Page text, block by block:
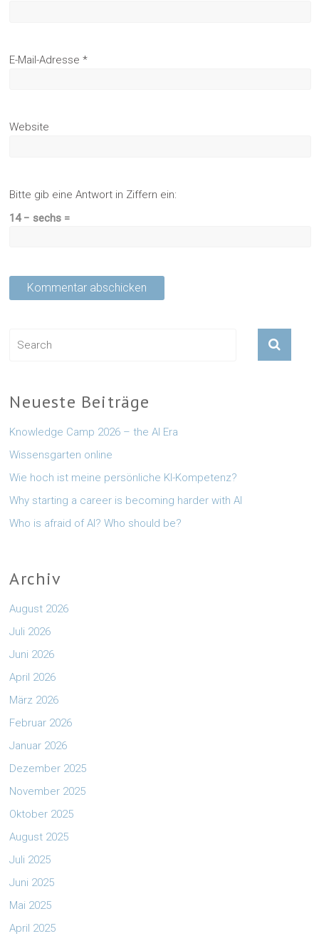
E-Mail-Adresse*
Website
Bitte gib eine Antwort in Ziffern ein:
14 − sechs =
Neueste Beiträge
Knowledge Camp 2026 – the AI Era
Wissensgarten online
Wie hoch ist meine persönliche KI-Kompetenz?
Why starting a career is becoming harder with AI
Who is afraid of AI? Who should be?
Archiv
August 2026
Juli 2026
Juni 2026
April 2026
März 2026
Februar 2026
Januar 2026
Dezember 2025
November 2025
Oktober 2025
August 2025
Juli 2025
Juni 2025
Mai 2025
April 2025